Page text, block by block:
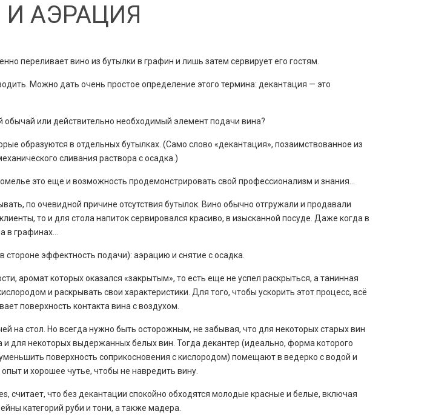
АЭРАЦИЯ
переливает вино из бутылки в графин и лишь затем сервирует его гостям.
Можно дать очень простое определение этого термина: декантация — это
или действительно необходимый элемент подачи вина?
образуются в отдельных бутылках. (Само слово «декантация», позаимствованное из
сливания раствора с осадка.)
это еще и возможность продемонстрировать свой профессионализм и знания…
по очевидной причине отсутствия бутылок. Вино обычно отгружали и продавали
то и для стола напиток сервировался красиво, в изысканной посуде. Даже когда в
в графинах…
эффектность подачи): аэрацию и снятие с осадка.
аромат которых оказался «закрытым», то есть еще не успел раскрыться, а танинная
и раскрывать свои характеристики. Для того, чтобы ускорить этот процесс, всё
поверхность контакта вина с воздухом.
на стол. Но всегда нужно быть осторожным, не забывая, что для некоторых старых вин
для некоторых выдержанных белых вин. Тогда декантер (идеально, форма которого
поверхность соприкосновения с кислородом) помещают в ведерко с водой и
и хорошее чутье, чтобы не навредить вину.
считает, что без декантации спокойно обходятся молодые красные и белые, включая
категорий руби и тони, а также мадера.